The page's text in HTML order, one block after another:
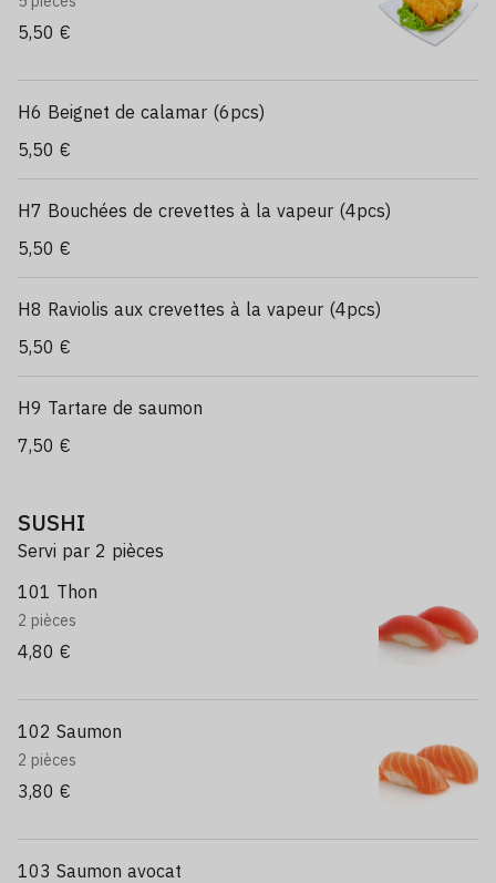
5,50 €
H6 Beignet de calamar (6pcs)
5,50 €
H7 Bouchées de crevettes à la vapeur (4pcs)
5,50 €
H8 Raviolis aux crevettes à la vapeur (4pcs)
5,50 €
H9 Tartare de saumon
7,50 €
SUSHI
Servi par 2 pièces
101 Thon
2 pièces
4,80 €
102 Saumon
2 pièces
3,80 €
103 Saumon avocat